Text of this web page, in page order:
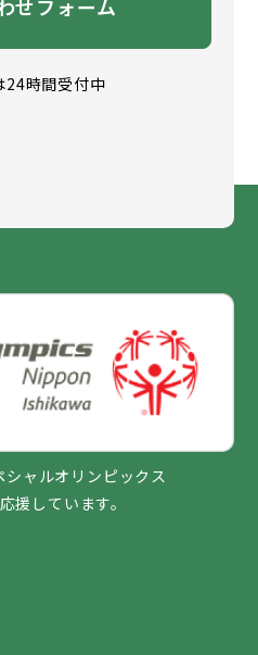
せフォーム
24時間受付中
ャルオリンピックス
援しています。